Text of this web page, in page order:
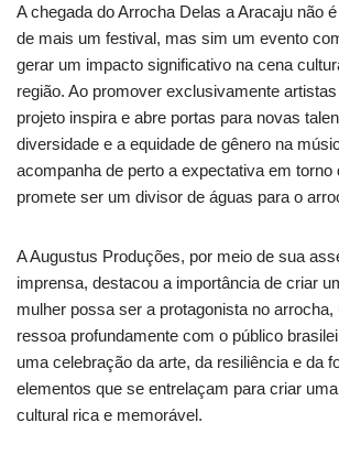
A chegada do Arrocha Delas a Aracaju não
de mais um festival, mas sim um evento
gerar um impacto significativo na cena
região. Ao promover exclusivamente
projeto inspira e abre portas para novas
diversidade e a equidade de gênero na
acompanha de perto a expectativa em torno
promete ser um divisor de águas para o
A Augustus Produções, por meio de sua
imprensa, destacou a importância de criar
mulher possa ser a protagonista no arrocha,
ressoa profundamente com o público
uma celebração da arte, da resiliência e da
elementos que se entrelaçam para criar
cultural rica e memorável.